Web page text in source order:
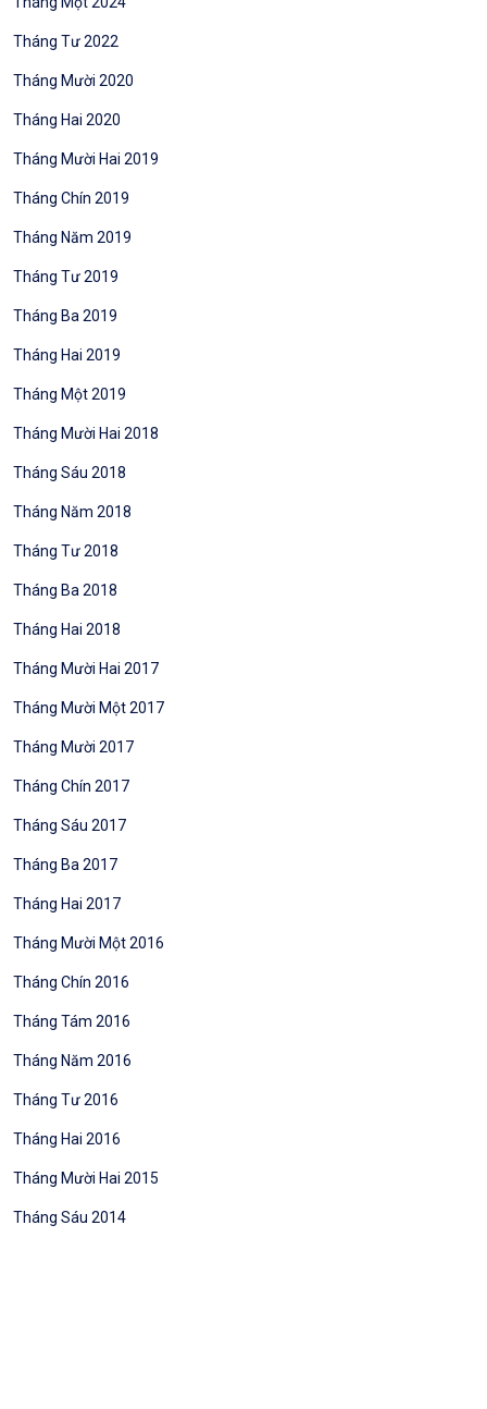
Tháng Tư 2022
Tháng Mười 2020
Tháng Hai 2020
Tháng Mười Hai 2019
Tháng Chín 2019
Tháng Năm 2019
Tháng Tư 2019
Tháng Ba 2019
Tháng Hai 2019
Tháng Một 2019
Tháng Mười Hai 2018
Tháng Sáu 2018
Tháng Năm 2018
Tháng Tư 2018
Tháng Ba 2018
Tháng Hai 2018
Tháng Mười Hai 2017
Tháng Mười Một 2017
Tháng Mười 2017
Tháng Chín 2017
Tháng Sáu 2017
Tháng Ba 2017
Tháng Hai 2017
Tháng Mười Một 2016
Tháng Chín 2016
Tháng Tám 2016
Tháng Năm 2016
Tháng Tư 2016
Tháng Hai 2016
Tháng Mười Hai 2015
Tháng Sáu 2014